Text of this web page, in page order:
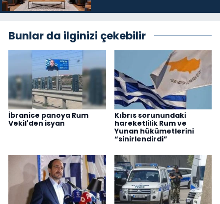
Bunlar da ilginizi çekebilir
İbranice panoya Rum
Vekil'den isyan
Kıbrıs sorunundaki
hareketlilik Rum ve
Yunan hükümetlerini
“sinirlendirdi”